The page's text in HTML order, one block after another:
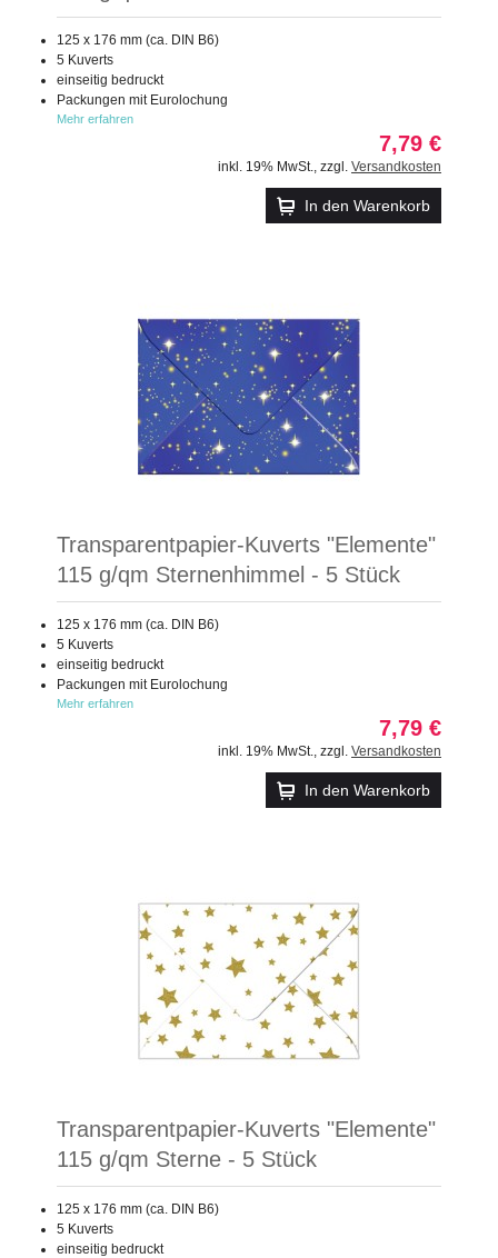
125 x 176 mm (ca. DIN B6)
5 Kuverts
einseitig bedruckt
Packungen mit Eurolochung
Mehr erfahren
7,79 €
inkl. 19% MwSt. zzgl. Versandkosten
In den Warenkorb
Transparentpapier-Kuverts "Elemente"
115 g/qm Sternenhimmel - 5 Stück
125 x 176 mm (ca. DIN B6)
5 Kuverts
einseitig bedruckt
Packungen mit Eurolochung
Mehr erfahren
7,79 €
inkl. 19% MwSt. zzgl. Versandkosten
In den Warenkorb
Transparentpapier-Kuverts "Elemente"
115 g/qm Sterne - 5 Stück
125 x 176 mm (ca. DIN B6)
5 Kuverts
einseitig bedruckt